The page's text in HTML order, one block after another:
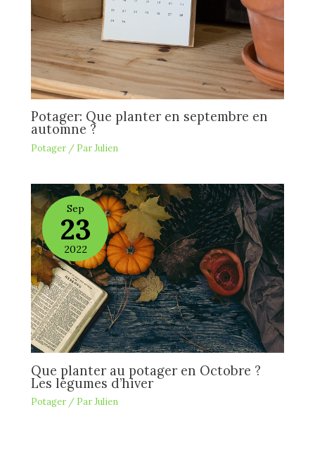
Potager: Que planter en septembre en
automne ?
Potager/ ParJulien
Sep
23
2022
Que planter au potager en Octobre ?
Les légumes d’hiver
Potager/ ParJulien